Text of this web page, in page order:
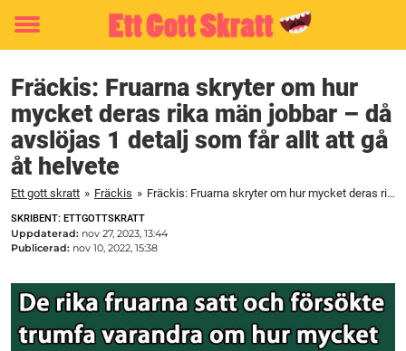
Toggle
Fräckis: Fruarna skryter om hur
mycket deras rika män jobbar – då
avslöjas 1 detalj som får allt att gå
åt helvete
Ett gott skratt » Fräckis » Fräckis: Fruarna skryter om hur mycket deras rika män jobbar – då avslöjas 1 detalj som får allt att gå åt helvete
SKRIBENT: ETTGOTTSKRATT
Uppdaterad: nov 27, 2023, 13:44
Publicerad: nov 10, 2022, 15:38